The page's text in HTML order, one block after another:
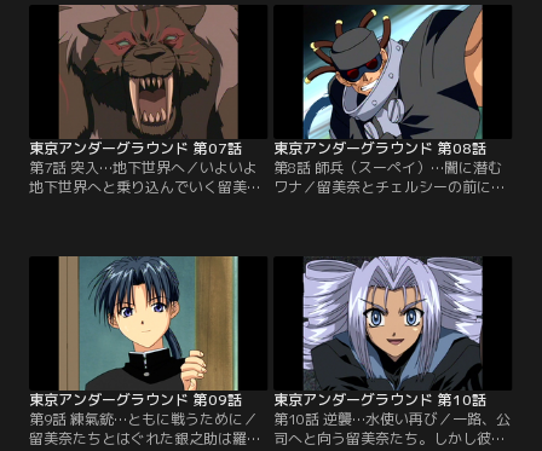
す術がなかった。『二人を助けた
い！』…追い詰められた二人を目の
当たりにしたルリは、自らアンダー
グラウンドに戻る決意を固めた。白
龍たちの目的はルリを連れ戻す…た
だそれだけなのだから。【提供：バ
ンダイチャンネル】
古武術を体得している祖父の特訓を
願い出る。チェルシーと一緒に激し
い特訓を積み重ねる留美奈は、急激
に力をつけていく。ついに最後の難
関に挑むが、そこには恐るべきカラ
クリが待ち受けていた。【提供：バ
ンダイチャンネル】
東京アンダーグラウンド 第07話
第7話 突入…地下世界へ／いよいよ
地下世界へと乗り込んでいく留美
ち受けていた。留美奈たちの目の前
に立ちふさがる異形の怪物。留美奈
はこの怪物と戦い、遂に地下世界へ
の扉を開ける。そこには、知られて
いなかった地下に住む人々の生活が
あった…。【提供：バンダイチャン
東京アンダーグラウンド 第08話
第8話 師兵（スーペイ）…闇に潜む
ワナ／留美奈とチェルシーの前に立
力』であることを見抜くと形勢は逆
転、一気に羅を追い詰める。だが、
羅たちが村人を人質にとったことで
チェルシーは再びピンチに立たされ
る。留美奈も駆けつけるが人質がと
られていて手が出せない。【提供：
バンダイチャンネル】
東京アンダーグラウンド 第09話
第9話 練氣銃…ともに戦うために／
留美奈たちとはぐれた銀之助は羅の
東京アンダーグラウンド 第10話
第10話 逆襲…水使い再び／一路、公
司へと向う留美奈たち。しかし彼ら